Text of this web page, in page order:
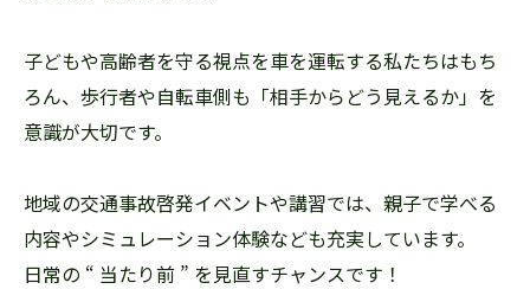
子どもや高齢者を守る視点を車を運転する私たちはもち
ろん、歩行者や自転車側も「相手からどう見えるか」を
意識が大切です。
地域の交通事故啓発イベントや講習では、親子で学べる
内容やシミュレーション体験なども充実しています。
日常の “ 当たり前 ” を見直すチャンスです！